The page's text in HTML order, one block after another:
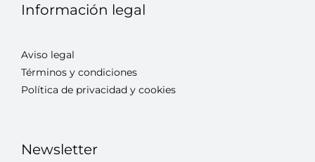
Información legal
Aviso legal
Términos y condiciones
Política de privacidad y cookies
Newsletter